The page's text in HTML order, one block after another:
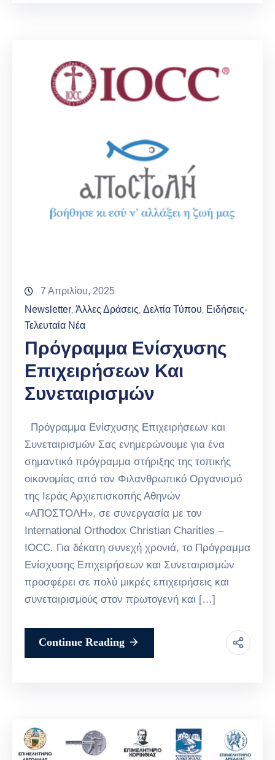
7 Απριλίου, 2025
Newsletter Άλλες Δράσεις Δελτία Τύπου Ειδήσεις-
Τελευταία Νέα
Πρόγραμμα Ενίσχυσης
Επιχειρήσεων Και
Συνεταιρισμών
Πρόγραμμα Ενίσχυσης Επιχειρήσεων και
Συνεταιρισμών Σας ενημερώνουμε για ένα
σημαντικό πρόγραμμα στήριξης της τοπικής
οικονομίας από τον Φιλανθρωπικό Οργανισμό
της Ιεράς Αρχιεπισκοπής Αθηνών
«ΑΠΟΣΤΟΛΗ», σε συνεργασία με τον
International Orthodox Christian Charities –
IOCC. Για δέκατη συνεχή χρονιά, το Πρόγραμμα
Ενίσχυσης Επιχειρήσεων και Συνεταιρισμών
προσφέρει σε πολύ μικρές επιχειρήσεις και
συνεταιρισμούς στον πρωτογενή και […]
Continue Reading